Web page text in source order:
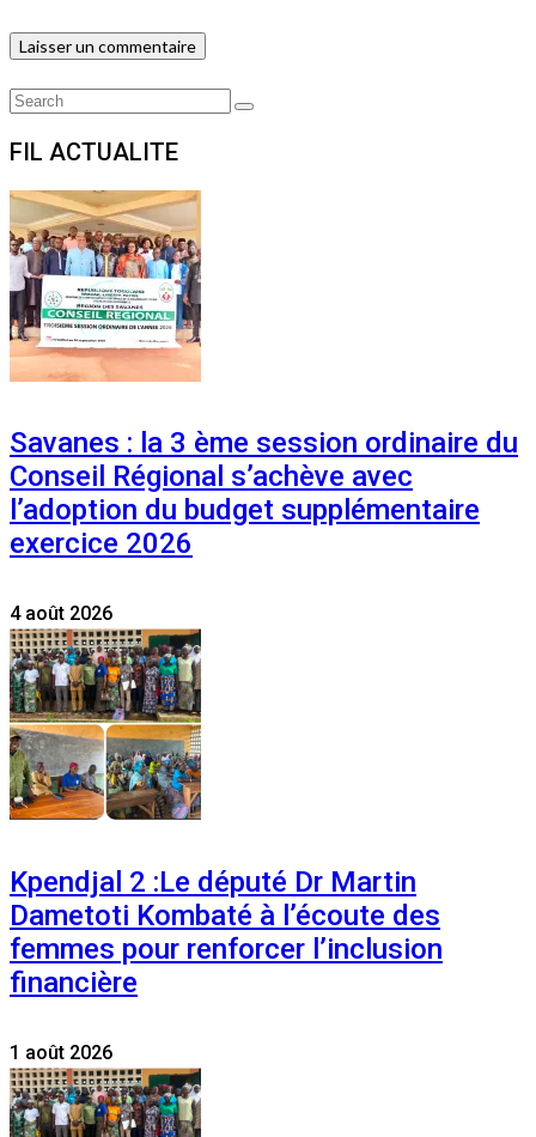
Search
Search
FIL ACTUALITE
Savanes : la 3 ème session ordinaire du
Conseil Régional s’achève avec
l’adoption du budget supplémentaire
exercice 2026
4 août 2026
Kpendjal 2 :Le député Dr Martin
Dametoti Kombaté à l’écoute des
femmes pour renforcer l’inclusion
financière
1 août 2026